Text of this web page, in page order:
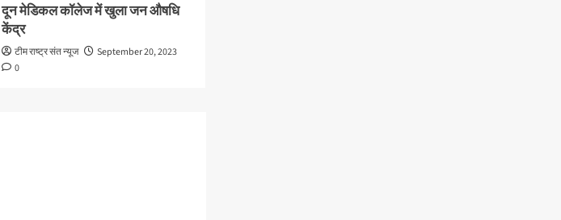
दून मेडिकल कॉलेज में खुला जन औषधि
केंद्र
टीम राष्ट्र संत न्यूज
September 20, 2023
0